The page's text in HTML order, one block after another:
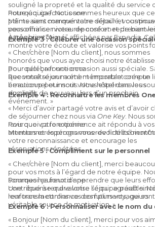
souligné la propreté et la qualité du service
notre équipe. Nous sommes heureux que
points aient marqué votre séjour et
vous offrir ce niveau de confort et de
À très bientôt. »
Pourquoi ça fonctionne :
Même sans commentaire détaillé, vous
personnaliser votre réponse en reprenant
catégories “Aimé” affichées par Expedia.
montre votre écoute et valorise vos points
Exemple 3 : Célébrer une occasion
« Cher/chère [Nom du client], nous sommes
honorés que vous ayez choisi notre
pour célébrer une occasion aussi spéciale.
que votre séjour a été mémorable compte
beaucoup pour nous. Nous espérons vous
accueillir de nouveau lors d’un prochain
événement. »
Pourquoi ça fonctionne :
Reconnaître un moment important crée un
émotionnel et inscrit votre hôtel dans les
du client.
Exemple 4 : Reconnaître les membres
« Merci d’avoir partagé votre avis et d’avoir
de séjourner chez nous via One Key. Nous
ravis que votre expérience ait répondu à vos
attentes et espérons vous revoir très
Pourquoi ça fonctionne :
Mentionner le programme de fidélité
votre reconnaissance et encourage les
réservations répétées.
Exemple 5 : Compliment sur le personnel
« Cher/chère [Nom du client], merci
pour vos mots à l’égard de notre équipe.
sommes heureux d’apprendre que leurs
contribué à rendre votre séjour agréable.
leur transmettrons vos compliments, qui
véritable source de motivation. »
Pourquoi ça fonctionne :
Une réponse qui valorise l’équipe paraît
renforce la confiance des futurs voyageurs.
Exemple 6 : Personnaliser avec le nom du
« Bonjour [Nom du client], merci pour vos